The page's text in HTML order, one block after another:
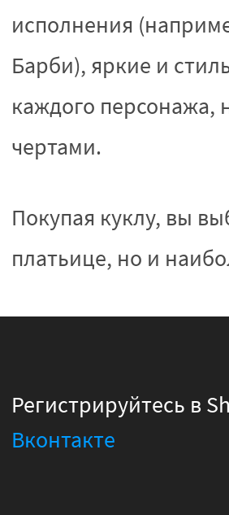
исполнения
Барби), яркие и
каждого персонажа,
чертами.
Покупая куклу, вы
платьице, но и
Регистрируйтесь в
Вконтакте